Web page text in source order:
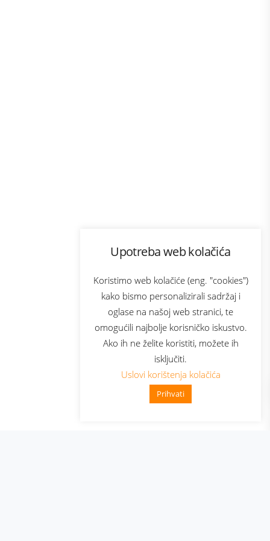
Upotreba web kolačića
Koristimo web kolačiće (eng. "cookies")
kako bismo personalizirali sadržaj i
oglase na našoj web stranici, te
omogućili najbolje korisničko iskustvo.
Ako ih ne želite koristiti, možete ih
isključiti.
Uslovi korištenja kolačića
Prihvati
👋 Zdravo, kako mogu pomoći
Bonus plus
Prijava za newsletter